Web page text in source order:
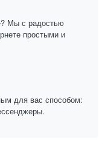
Мы с радостью
простыми и
для вас способом: